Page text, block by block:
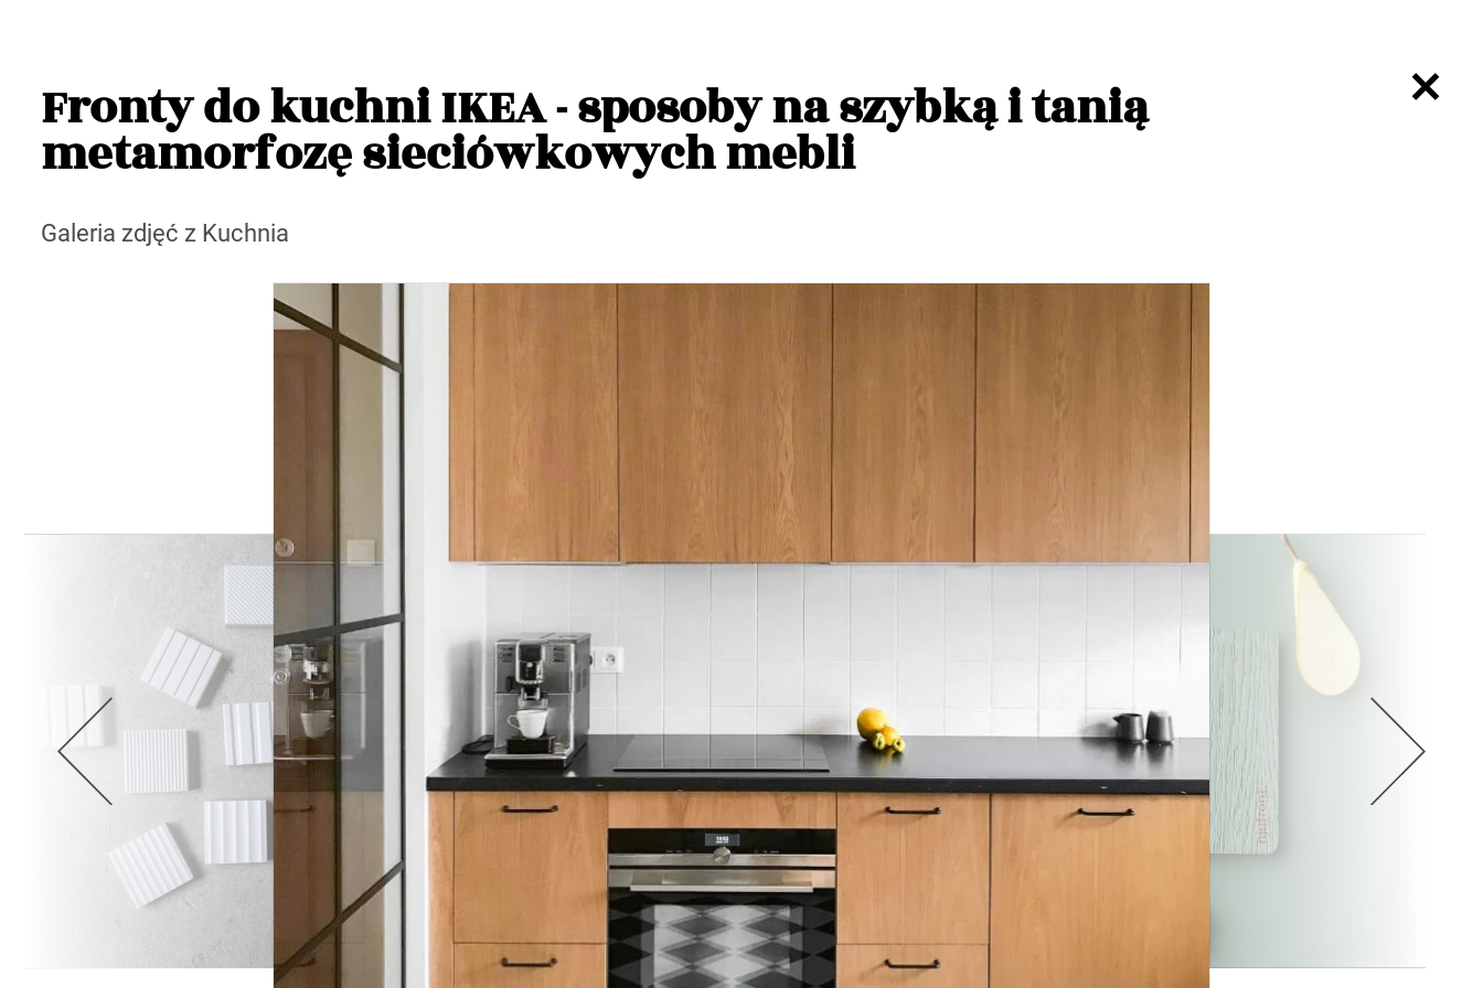
Fronty do kuchni IKEA - sposoby na szybką i tanią
metamorfozę sieciówkowych mebli
Galeria zdjęć z Kuchnia